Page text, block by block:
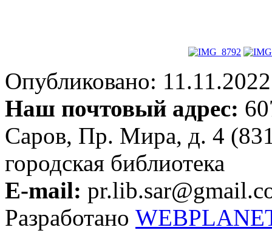
Опубликовано:
Наш почтовый адрес:
Саров, Пр. Мира, д. 4
городская библиотека
E-mail:
Разработано